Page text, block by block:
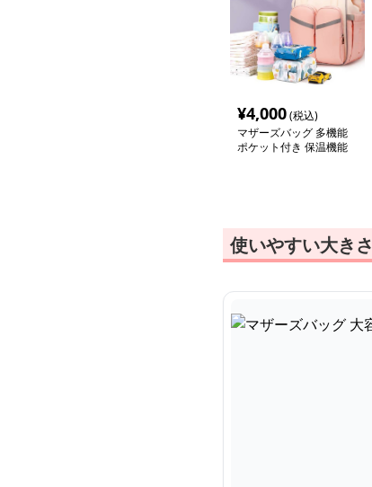
¥4,000(税込)
マザーズバッグ 多機能
ポケット付き 保温機能
使いやすい大き